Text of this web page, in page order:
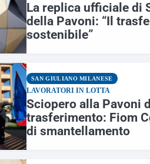
La replica ufficiale di
della Pavoni: “Il
sostenibile”
SAN GIULIANO MILANESE
LAVORATORI IN LOTTA
Sciopero alla Pavoni
trasferimento: Fiom
di smantellamento